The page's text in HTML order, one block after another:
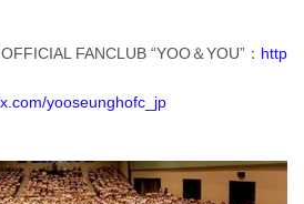
FANCLUB “YOO＆YOU”： http
yooseunghofc_jp